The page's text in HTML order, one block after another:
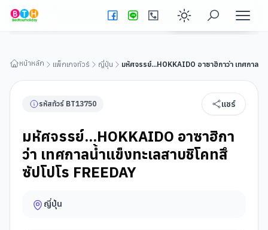
Enable dark
ทสึ ซัปโปโร FREEDAY
ดูรายละเอียดทัวร์
หน้าหลัก แพ็กเกจทัวร์ ญี่ปุ่น มหัศจรรย์...HOKKAIDO อาซาฮิกาว่า เทศกาลน้ำ
รหัสทัวร์ BT13750 แชร์
มหัศจรรย์...HOKKAIDO อาซาฮิกา
ว่า เทศกาลน้ำแข็งทะเลสาบชิโคทสึ
ซัปโปโร FREEDAY
ญี่ปุ่น